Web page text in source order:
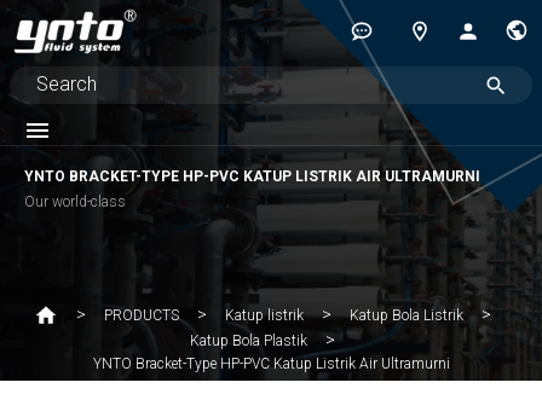
YNTO BRACKET-TYPE HP-PVC KATUP LISTRIK AIR ULTRAMURNI
Our world-class
PRODUCTS Katup listrik
Katup Bola Listrik
Katup Bola Plastik
YNTO Bracket-Type HP-PVC Katup Listrik Air Ultramurni